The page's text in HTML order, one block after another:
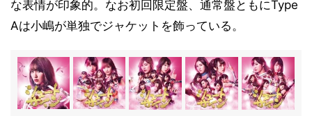
な表情が印象的。なお初回限定盤、通常盤ともにType
Aは小嶋が単独でジャケットを飾っている。